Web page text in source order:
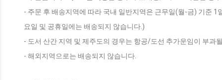
- 주문 후 배송지역에 따라 국내 일반지역은 근무일(월-금) 기준
요일 및 공휴일에는 배송되지 않습니다.)
- 도서 산간 지역 및 제주도의 경우는 항공/도선 추가운임이 부과
- 해외지역으로는 배송되지 않습니다.